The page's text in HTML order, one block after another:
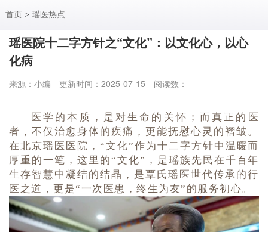
首页 > 瑶医热点
瑶医院十二字方针之“文化”：以文化心，以心
化病
来源：小编 更新时间：2025-07-15 阅读数：
医学的本质，是对生命的关怀；而真正的医
者，不仅治愈身体的疾痛，更能抚慰心灵的褶皱。
在北京瑶医医院，“文化”作为十二字方针中温暖而
厚重的一笔，这里的“文化”，是瑶族先民在千百年
生存智慧中凝结的结晶，是覃氏瑶医世代传承的行
医之道，更是“一次医患，终生为友”的服务初心。